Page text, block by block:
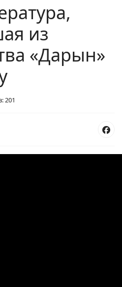
из
«Дарын»
201